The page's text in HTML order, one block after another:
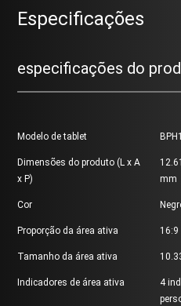
Especificações
especificações do
Modelo de tablet
Dimensões do produto (L x A
x P)
mm
Cor
Proporção da área ativa 16:9
Tamanho da área ativa
Indicadores de área ativa
4